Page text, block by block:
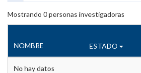
Mostrando 0personas investigadoras
NOMBRE ESTADO
No hay datos